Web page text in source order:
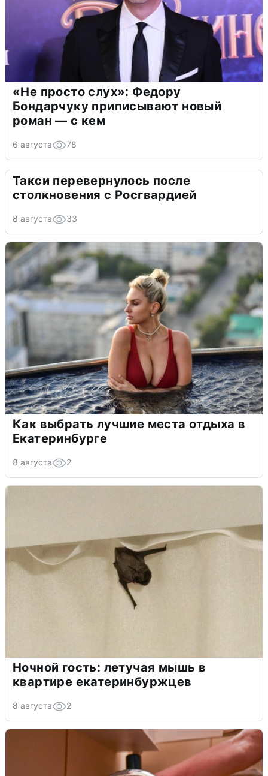
«Не просто слух»: Федору
Бондарчуку приписывают новый
роман — с кем
6 августа 78
Такси перевернулось после
столкновения с Росгвардией
8 августа 33
Как выбрать лучшие места отдыха в
Екатеринбурге
8 августа 2
Ночной гость: летучая мышь в
квартире екатеринбуржцев
8 августа 2